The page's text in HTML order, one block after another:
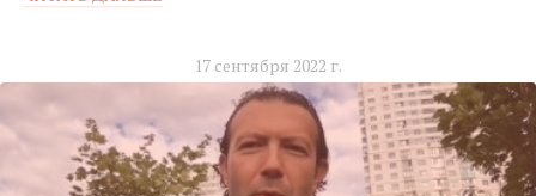
17 сентября 2022 г.